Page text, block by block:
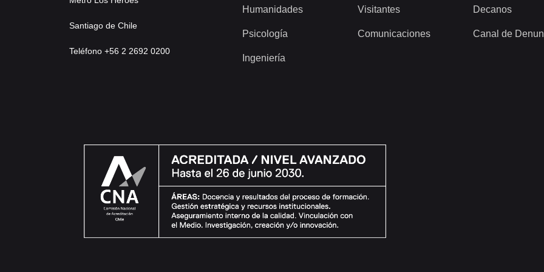
Santiago de Chile
Teléfono +56 2 2692 0200
Humanidades
Psicología
Ingeniería
Visitantes
Comunicaciones
Decanos
Canal de